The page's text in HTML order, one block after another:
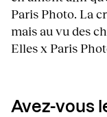
Paris Photo. La
mais au vu des
Elles x Paris
Avez-vous